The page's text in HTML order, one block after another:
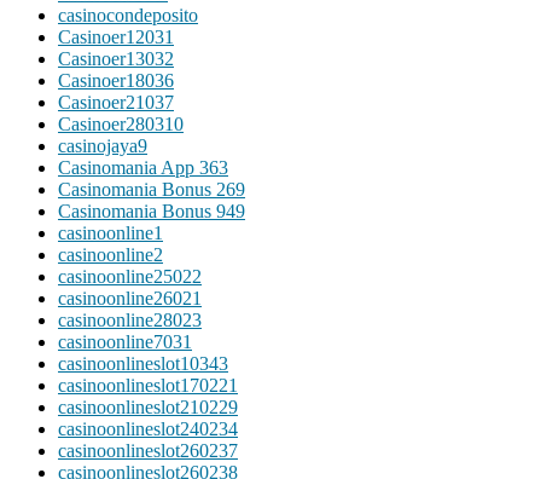
casinocondeposito
Casinoer12031
Casinoer13032
Casinoer18036
Casinoer21037
Casinoer280310
casinojaya9
Casinomania App 363
Casinomania Bonus 269
Casinomania Bonus 949
casinoonline1
casinoonline2
casinoonline25022
casinoonline26021
casinoonline28023
casinoonline7031
casinoonlineslot10343
casinoonlineslot170221
casinoonlineslot210229
casinoonlineslot240234
casinoonlineslot260237
casinoonlineslot260238